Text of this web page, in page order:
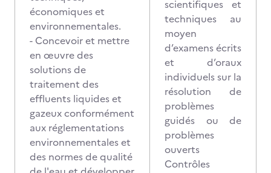
économiques et
environnementales.
- Concevoir et mettre
en œuvre des
solutions de
traitement des
effluents liquides et
gazeux conformément
aux réglementations
environnementales et
des normes de qualité
scientifiques et
techniques au
moyen
d’examens écrits
et d’oraux
individuels sur la
résolution de
problèmes
guidés ou de
problèmes
ouverts
Contrôles